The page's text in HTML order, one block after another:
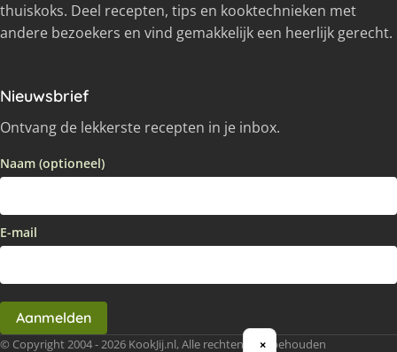
thuiskoks. Deel recepten, tips en kooktechnieken met
andere bezoekers en vind gemakkelijk een heerlijk gerecht.
Nieuwsbrief
Ontvang de lekkerste recepten in je inbox.
Naam (optioneel)
E-mail
Aanmelden
© Copyright 2004 - 2026 KookJij.nl, Alle rechten voorbehouden
×